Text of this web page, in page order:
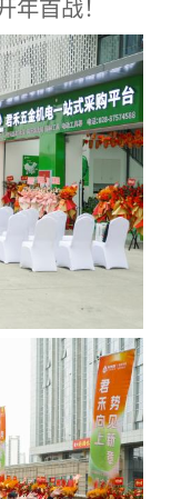
首战！